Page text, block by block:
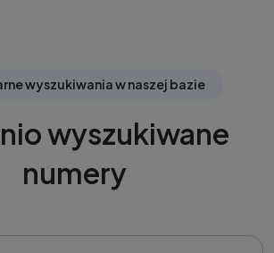
wyszukiwania w naszej bazie
wyszukiwane
numery